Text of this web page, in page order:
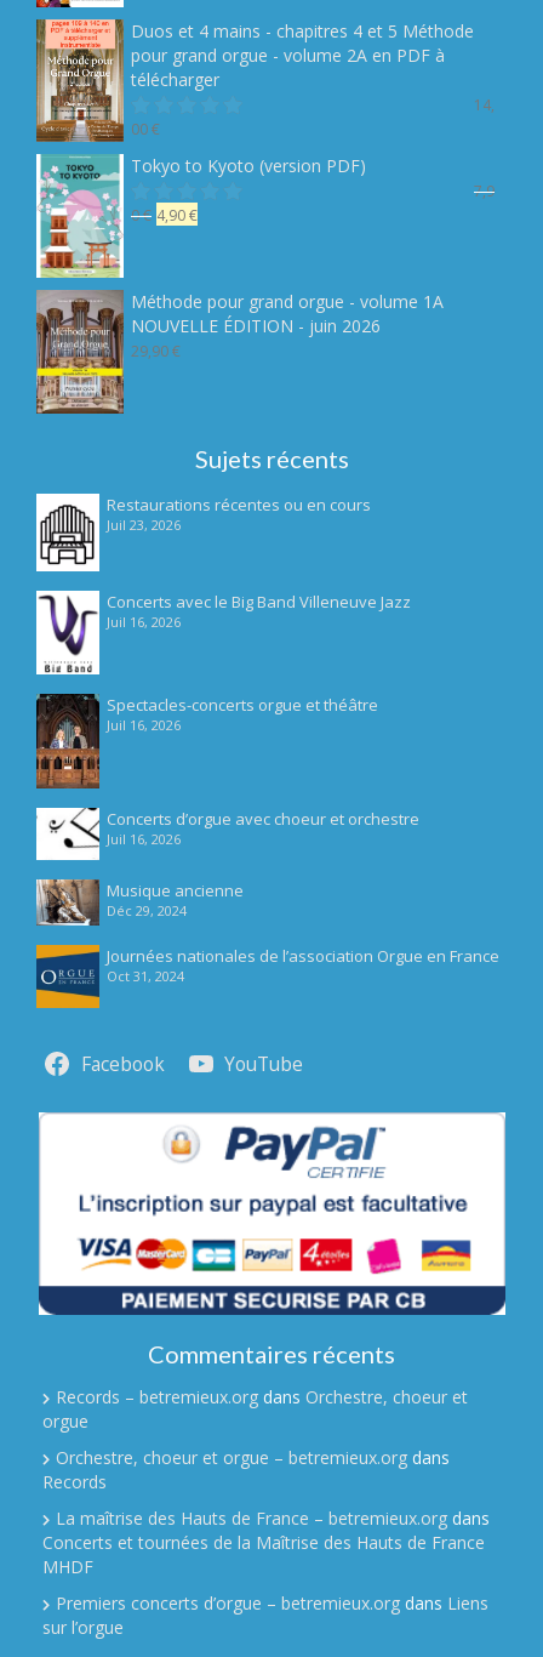
19,90 €.14,90 €.
Duos et 4 mains - chapitres 4 et 5 Méthode
pour grand orgue - volume 2A en PDF à
télécharger
14,
00€
Tokyo to Kyoto (version PDF)
7,9
0€ Le
7,90 €.
4,90€Le
4,90 €.
Méthode pour grand orgue - volume 1A
NOUVELLE ÉDITION - juin 2026
29,90€
Sujets récents
Restaurations récentes ou en cours
Juil 23, 2026
Concerts avec le Big Band Villeneuve Jazz
Juil 16, 2026
Spectacles-concerts orgue et théâtre
Juil 16, 2026
Concerts d’orgue avec choeur et orchestre
Juil 16, 2026
Musique ancienne
Déc 29, 2024
Journées nationales de l’association Orgue en France
Oct 31, 2024
Facebook YouTube
Commentaires récents
Records – betremieux.org dans Orchestre, choeur et
orgue
Orchestre, choeur et orgue – betremieux.org dans
Records
La maîtrise des Hauts de France – betremieux.org dans
Concerts et tournées de la Maîtrise des Hauts de France
MHDF
Premiers concerts d’orgue – betremieux.org dans Liens
sur l’orgue